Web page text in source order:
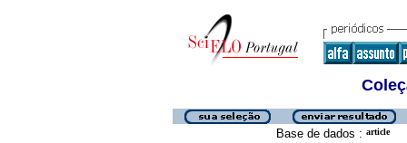
Base de dados : article